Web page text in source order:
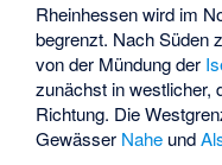
Rheinhessen wird im
begrenzt. Nach Süden
von der Mündung der
zunächst in westlicher,
Richtung. Die
Gewässer Nahe und